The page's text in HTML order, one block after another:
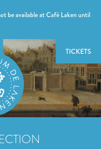
be available at Café Laken until
TICKETS